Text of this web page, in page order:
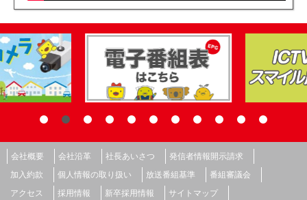
会社概要 会社沿革 社長あいさつ
発信者情報開示請求
加入約款
個人情報の取り扱い 放送番組基準
番組審議会
アクセス
採用情報 新卒採用情報 サイトマップ